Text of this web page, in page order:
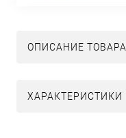
ОПИСАНИЕ ТОВАРА
ХАРАКТЕРИСТИКИ